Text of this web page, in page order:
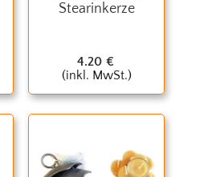
Stearinkerze
4.20 €
(inkl. MwSt.)